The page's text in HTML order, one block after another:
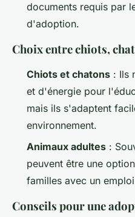
documents requis par
d'adoption.
Choix entre chiots,
Chiots et chatons : Ils
et d'énergie pour
mais ils s'adaptent
environnement.
Animaux adultes :
peuvent être une
familles avec un
Conseils pour une